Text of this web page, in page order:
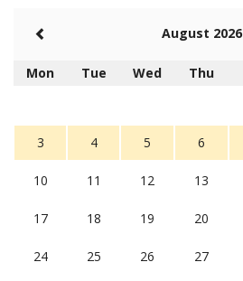
August 2026
Mon Tue Wed Thu
3 4 5 6
10 11 12 13
17 18 19 20
24 25 26 27